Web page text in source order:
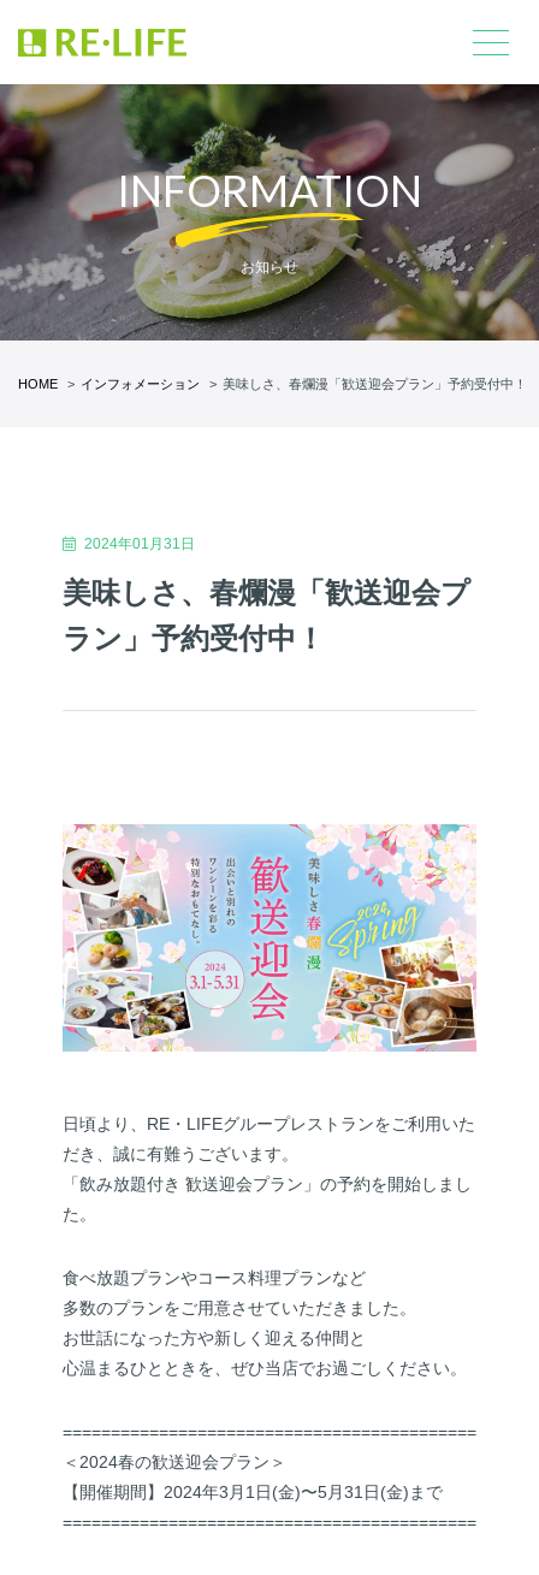
INFORMATION
お知らせ
HOME インフォメーション 美味しさ、春爛漫「歓送迎会プラン」予約受付中！
2024年01月31日
美味しさ、春爛漫「歓送迎会プ
ラン」予約受付中！
日頃より、RE・LIFEグループレストランをご利用いた
だき、誠に有難うございます。
「飲み放題付き 歓送迎会プラン」の予約を開始しまし
た。
食べ放題プランやコース料理プランなど
多数のプランをご用意させていただきました。
お世話になった方や新しく迎える仲間と
心温まるひとときを、ぜひ当店でお過ごしください。
===========================================
＜2024春の歓送迎会プラン＞
【開催期間】2024年3月1日(金)〜5月31日(金)まで
===========================================